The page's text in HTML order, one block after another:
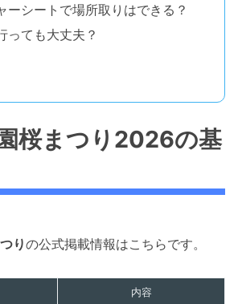
ーシートで場所取りはできる？
っても大丈夫？
桜まつり2026の基
りの公式掲載情報はこちらです。
内容